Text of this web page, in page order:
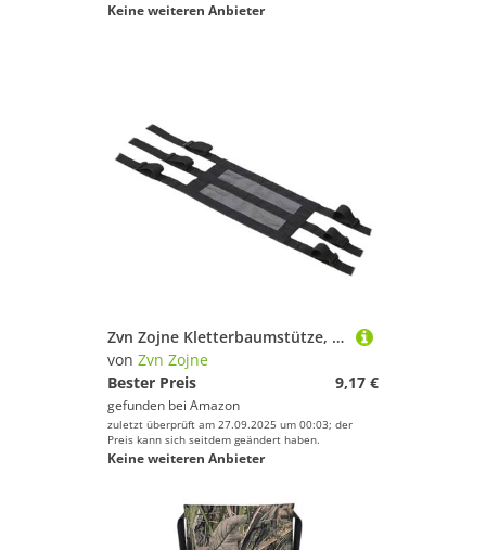
Keine weiteren Anbieter
Zvn Zojne Kletterbaumstütze, Sitzkissen, Baumstütze, Jagdsitz, leicht, schnell trocknend, Jagdbaumstütze, faltbar und atmungsaktiv, mit selbstsichernden Schnallen
von Zvn Zojne
Bester Preis
9,17 €
gefunden bei Amazon
zuletzt überprüft am 27.09.2025 um 00:03; der
Preis kann sich seitdem geändert haben.
Keine weiteren Anbieter